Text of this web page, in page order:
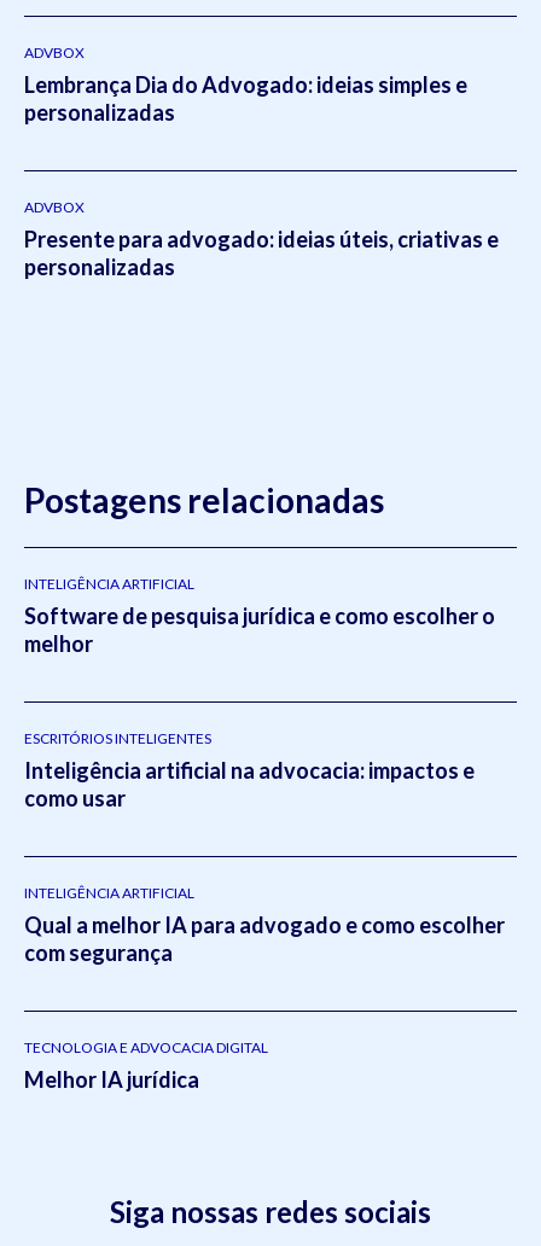
pela editoraViseu.
ADVBOX
Lembrança Dia do Advogado: ideias simples e
personalizadas
ADVBOX
Presente para advogado: ideias úteis, criativas e
personalizadas
Postagens relacionadas
INTELIGÊNCIA ARTIFICIAL
Software de pesquisa jurídica e como escolher o
melhor
ESCRITÓRIOS INTELIGENTES
Inteligência artificial na advocacia: impactos e
como usar
INTELIGÊNCIA ARTIFICIAL
Qual a melhor IA para advogado e como escolher
com segurança
TECNOLOGIA E ADVOCACIA DIGITAL
Melhor IA jurídica
Siga nossas redes sociais